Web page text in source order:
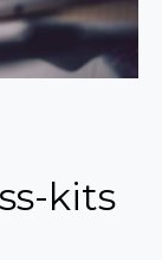
kits